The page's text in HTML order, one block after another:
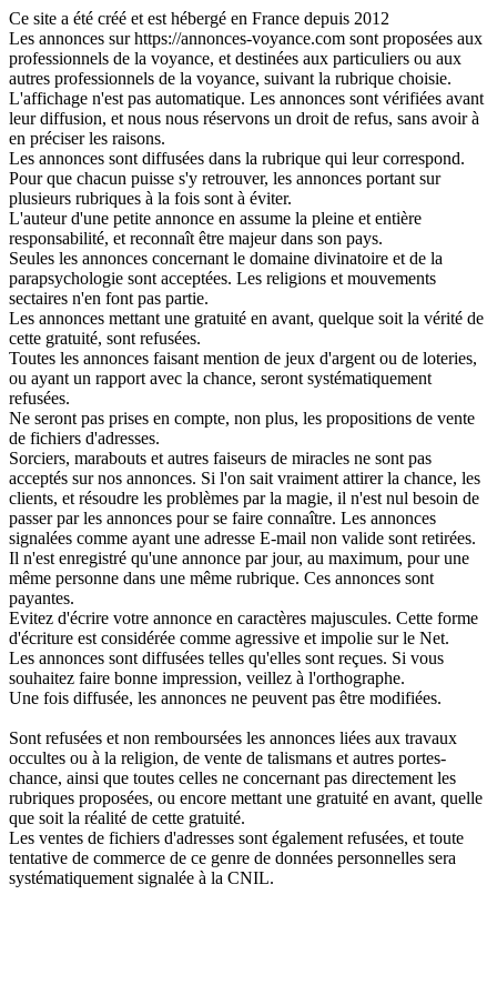
Ce site a été créé et est hébergé en France depuis 2012
Les annonces sur https://annonces-voyance.com sont proposées aux
professionnels de la voyance, et destinées aux particuliers ou aux
autres professionnels de la voyance, suivant la rubrique choisie.
L'affichage n'est pas automatique. Les annonces sont vérifiées avant
leur diffusion, et nous nous réservons un droit de refus, sans avoir à
en préciser les raisons.
Les annonces sont diffusées dans la rubrique qui leur correspond.
Pour que chacun puisse s'y retrouver, les annonces portant sur
plusieurs rubriques à la fois sont à éviter.
L'auteur d'une petite annonce en assume la pleine et entière
responsabilité, et reconnaît être majeur dans son pays.
Seules les annonces concernant le domaine divinatoire et de la
parapsychologie sont acceptées. Les religions et mouvements
sectaires n'en font pas partie.
Les annonces mettant une gratuité en avant, quelque soit la vérité de
cette gratuité, sont refusées.
Toutes les annonces faisant mention de jeux d'argent ou de loteries,
ou ayant un rapport avec la chance, seront systématiquement
refusées.
Ne seront pas prises en compte, non plus, les propositions de vente
de fichiers d'adresses.
Sorciers, marabouts et autres faiseurs de miracles ne sont pas
acceptés sur nos annonces. Si l'on sait vraiment attirer la chance, les
clients, et résoudre les problèmes par la magie, il n'est nul besoin de
passer par les annonces pour se faire connaître. Les annonces
signalées comme ayant une adresse E-mail non valide sont retirées.
Il n'est enregistré qu'une annonce par jour, au maximum, pour une
même personne dans une même rubrique. Ces annonces sont
payantes.
Evitez d'écrire votre annonce en caractères majuscules. Cette forme
d'écriture est considérée comme agressive et impolie sur le Net.
Les annonces sont diffusées telles qu'elles sont reçues. Si vous
souhaitez faire bonne impression, veillez à l'orthographe.
Une fois diffusée, les annonces ne peuvent pas être modifiées.
Sont refusées et non remboursées les annonces liées aux travaux
occultes ou à la religion, de vente de talismans et autres portes-
chance, ainsi que toutes celles ne concernant pas directement les
rubriques proposées, ou encore mettant une gratuité en avant, quelle
que soit la réalité de cette gratuité.
Les ventes de fichiers d'adresses sont également refusées, et toute
tentative de commerce de ce genre de données personnelles sera
systématiquement signalée à la CNIL.